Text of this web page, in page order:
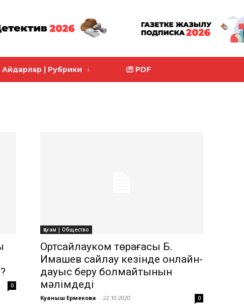
Айдарлар | Рубрики PDF
0
Қоғам | Общество
Ортсайлауком төрағасы Б.
Имашев сайлау кезінде онлайн-
дауыс беру болмайтынын
мәлімдеді
Куаныш Ермекова - 22.10.2020 0